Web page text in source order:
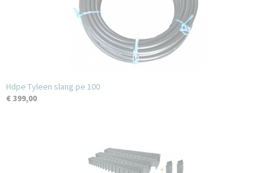
Hdpe Tyleen slang pe 100
€ 399,00